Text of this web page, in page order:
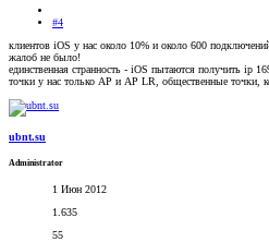
#4
клиентов iOS у нас около 10% и около 600
жалоб не было!
единственная странность - iOS пытаются получить ip
точки у нас только AP и AP LR, общественные точки,
ubnt.su
Administrator
1 Июн 2012
1.635
55